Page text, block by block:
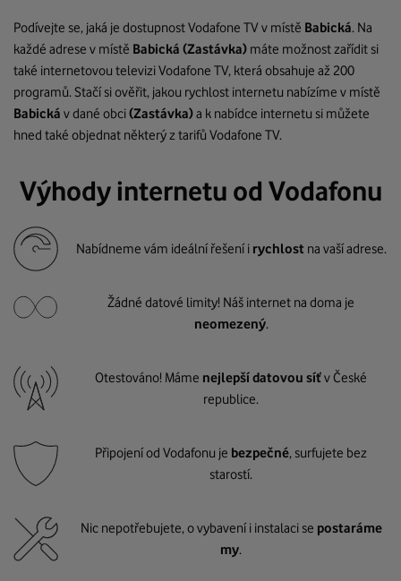
Podívejte se, jaká je dostupnost Vodafone TV v místě Babická. Na
každé adrese v místě Babická (Zastávka) máte možnost zařídit si
také internetovou televizi Vodafone TV, která obsahuje až 200
programů. Stačí si ověřit, jakou rychlost internetu nabízíme v místě
Babická v dané obci(Zastávka)a k nabídce internetu si můžete
hned také objednat některý z tarifů Vodafone TV.
Výhody internetu od Vodafonu
Nabídneme vám ideální řešení i rychlost na vaší adrese.
Žádné datové limity! Náš internet na doma je
neomezený.
Otestováno! Máme nejlepší datovou síťv České
republice.
Připojení od Vodafonu je bezpečné, surfujete bez
starostí.
Nic nepotřebujete, o vybavení i instalaci se postaráme
my.